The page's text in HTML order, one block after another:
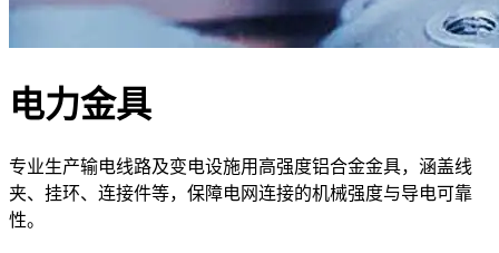
电力金具
专业生产输电线路及变电设施用高强度铝合金金具，涵盖线
夹、挂环、连接件等，保障电网连接的机械强度与导电可靠
性。